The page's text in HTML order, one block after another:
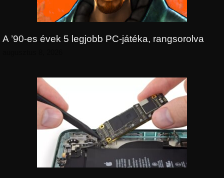
A ’90-es évek 5 legjobb PC-játéka, rangsorolva